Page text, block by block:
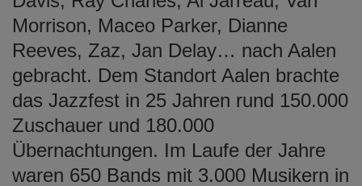
Morrison, Maceo Parker, Dianne
Reeves, Zaz, Jan Delay… nach Aalen
gebracht. Dem Standort Aalen brachte
das Jazzfest in 25 Jahren rund 150.000
Zuschauer und 180.000
Übernachtungen. Im Laufe der Jahre
waren 650 Bands mit 3.000 Musikern in